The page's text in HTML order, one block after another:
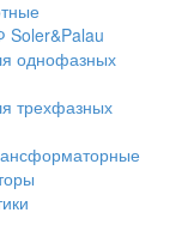
Soler&Palau
однофазных
трехфазных